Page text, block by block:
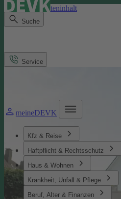
Direkt zum Seiteninhalt
Suche
meineDEVK
Kfz & Reise
Haftpflicht & Rechtsschutz
Haus & Wohnen
Krankheit, Unfall & Pflege
Beruf, Alter & Finanzen
Service